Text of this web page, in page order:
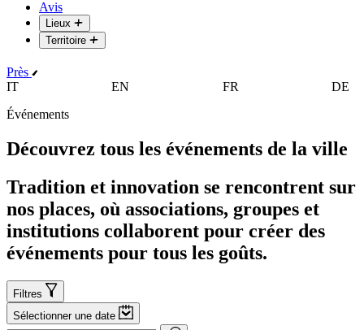
Avis
Lieux
Territoire
Près
IT
EN FR
DE
Événements
Découvrez tous les événements de la ville
Tradition et innovation se rencontrent sur
nos places, où associations, groupes et
institutions collaborent pour créer des
événements pour tous les goûts.
Filtres
Sélectionner une date